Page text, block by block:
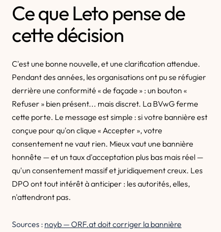
Ce que Leto pense de
cette décision
C'est une bonne nouvelle, et une clarification attendue.
Pendant des années, les organisations ont pu se réfugier
derrière une conformité « de façade » : un bouton «
Refuser » bien présent... mais discret. La BVwG ferme
cette porte. Le message est simple : si votre bannière est
conçue pour qu'on clique « Accepter », votre
consentement ne vaut rien. Mieux vaut une bannière
honnête — et un taux d'acceptation plus bas mais réel —
qu'un consentement massif et juridiquement creux. Les
DPO ont tout intérêt à anticiper : les autorités, elles,
n'attendront pas.
Sources : noyb — ORF.at doit corriger la bannière